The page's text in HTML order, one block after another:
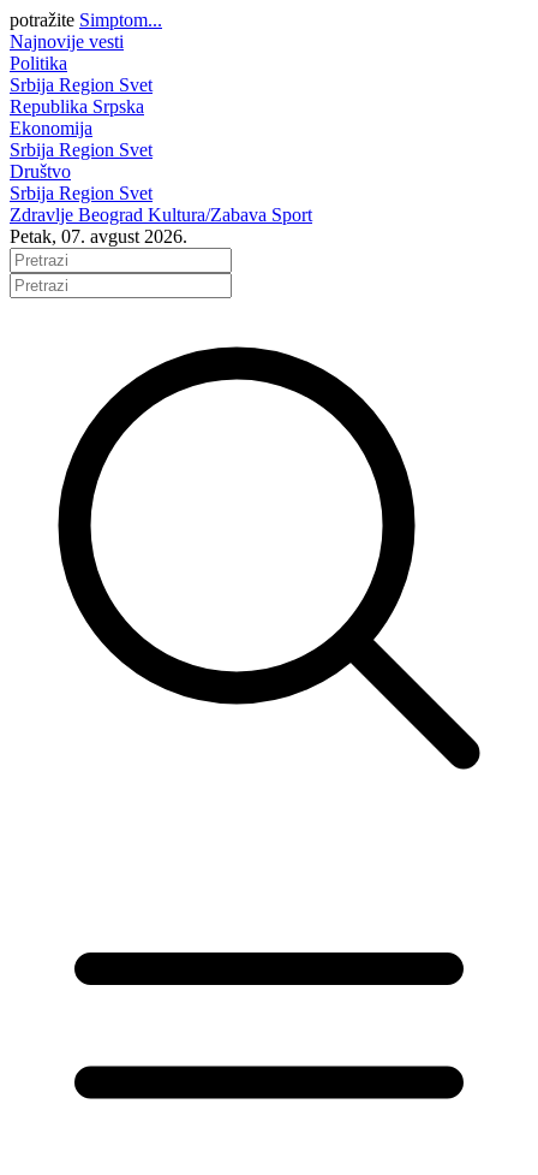
potražite Simptom...
Najnovije vesti
Politika
Srbija Region Svet
Republika Srpska
Ekonomija
Srbija Region Svet
Društvo
Srbija Region Svet
Zdravlje Beograd Kultura/Zabava Sport
Petak, 07. avgust 2026.